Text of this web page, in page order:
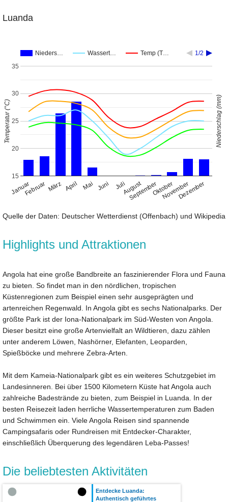
Luanda
Nieders… Wassert… Temp (T… 1/2
JanuarFebruar März April Mai Juni JuliAugust
SeptemberOktober
NovemberDezember
15
20
25
30
35
Temperatur (°C) Niederschlag (mm)
Quelle der Daten: Deutscher Wetterdienst (Offenbach) und Wikipedia
Highlights und Attraktionen
Angola hat eine große Bandbreite an faszinierender Flora und Fauna
zu bieten. So findet man in den nördlichen, tropischen
Küstenregionen zum Beispiel einen sehr ausgeprägten und
artenreichen Regenwald. In Angola gibt es sechs Nationalparks. Der
größte Park ist der Iona-Nationalpark im Süd-Westen von Angola.
Dieser besitzt eine große Artenvielfalt an Wildtieren, dazu zählen
unter anderem Löwen, Nashörner, Elefanten, Leoparden,
Spießböcke und mehrere Zebra-Arten.
Mit dem Kameia-Nationalpark gibt es ein weiteres Schutzgebiet im
Landesinneren. Bei über 1500 Kilometern Küste hat Angola auch
zahlreiche Badestrände zu bieten, zum Beispiel in Luanda. In der
besten Reisezeit laden herrliche Wassertemperaturen zum Baden
und Schwimmen ein. Viele Angola Reisen sind spannende
Campingsafaris oder Rundreisen mit Entdecker-Charakter,
einschließlich Überquerung des legendären Leba-Passes!
Die beliebtesten Aktivitäten
Entdecke Luanda:
Authentisch geführtes